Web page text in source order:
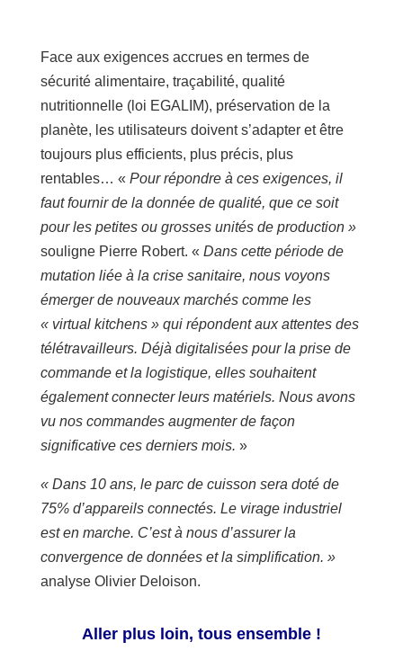
Face aux exigences accrues en termes de
sécurité alimentaire, traçabilité, qualité
nutritionnelle (loi EGALIM), préservation de la
planète, les utilisateurs doivent s’adapter et être
toujours plus efficients, plus précis, plus
rentables… « Pour répondre à ces exigences, il
faut fournir de la donnée de qualité, que ce soit
pour les petites ou grosses unités de production »
souligne Pierre Robert. « Dans cette période de
mutation liée à la crise sanitaire, nous voyons
émerger de nouveaux marchés comme les
« virtual kitchens » qui répondent aux attentes des
télétravailleurs. Déjà digitalisées pour la prise de
commande et la logistique, elles souhaitent
également connecter leurs matériels. Nous avons
vu nos commandes augmenter de façon
significative ces derniers mois. »
« Dans 10 ans, le parc de cuisson sera doté de
75% d’appareils connectés. Le virage industriel
est en marche. C’est à nous d’assurer la
convergence de données et la simplification. »
analyse Olivier Deloison.
Aller plus loin, tous ensemble !